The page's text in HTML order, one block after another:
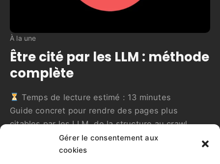
Gérer le consentement aux
cookies
À la une
Être cité par les LLM : méthode
complète
Temps de lecture estimé : 13 minutes
Guide concret pour rendre des pages plus
citables par les LLM, de la structure au crawl
jusqu’aux sources.